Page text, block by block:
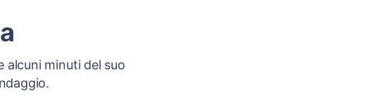
alcuni minuti del suo